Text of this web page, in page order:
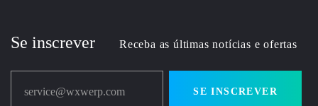
Se inscrever Receba as últimas notícias e ofertas
service@wxwerp.com SE INSCREVER